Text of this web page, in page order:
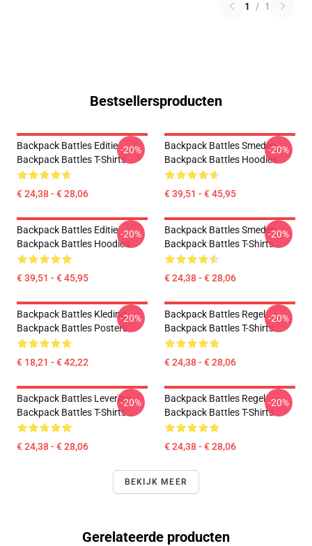
1 / 1
Bestsellersproducten
Backpack Battles Editie
Backpack Battles T-Shirts
€ 24,38 - € 28,06
-20%
Backpack Battles Smeden
Backpack Battles Hoodies
€ 39,51 - € 45,95
-20%
Backpack Battles Editie
Backpack Battles Hoodies
€ 39,51 - € 45,95
-20%
Backpack Battles Smeden
Backpack Battles T-Shirts
€ 24,38 - € 28,06
-20%
Backpack Battles Kleding
Backpack Battles Posters
€ 18,21 - € 42,22
-20%
Backpack Battles Regel
Backpack Battles T-Shirts
€ 24,38 - € 28,06
-20%
Backpack Battles Levering
Backpack Battles T-Shirts
€ 24,38 - € 28,06
-20%
Backpack Battles Regel
Backpack Battles T-Shirts
€ 24,38 - € 28,06
-20%
BEKIJK MEER
Gerelateerde producten